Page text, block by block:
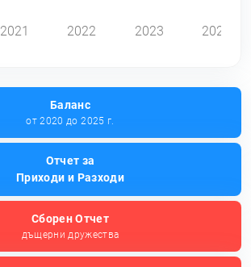
2021 2022 2023 2024
Баланс
от 2020 до 2025 г.
Отчет за
Приходи и Разходи
Сборен Отчет
дъщерни дружества